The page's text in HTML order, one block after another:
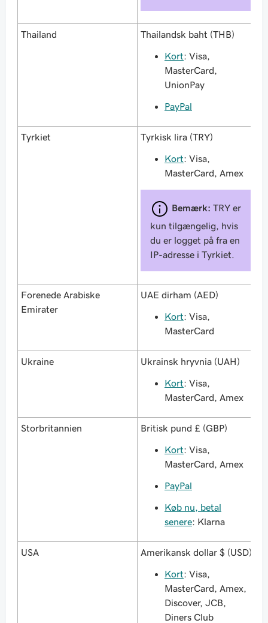
Thailand Thailandsk baht (THB)
Kort: Visa,
MasterCard,
UnionPay
PayPal
Tyrkiet Tyrkisk lira (TRY)
Kort: Visa,
MasterCard, Amex
Bemærk: TRY er
kun tilgængelig, hvis
du er logget på fra en
IP-adresse i Tyrkiet.
Forenede Arabiske
Emirater
UAE dirham (AED)
Kort: Visa,
MasterCard
Ukraine Ukrainsk hryvnia (UAH)
Kort: Visa,
MasterCard, Amex
Storbritannien Britisk pund £ (GBP)
Kort: Visa,
MasterCard, Amex
PayPal
Køb nu, betal
senere: Klarna
USA Amerikansk dollar $ (USD)
Kort: Visa,
MasterCard, Amex,
Discover, JCB,
Diners Club